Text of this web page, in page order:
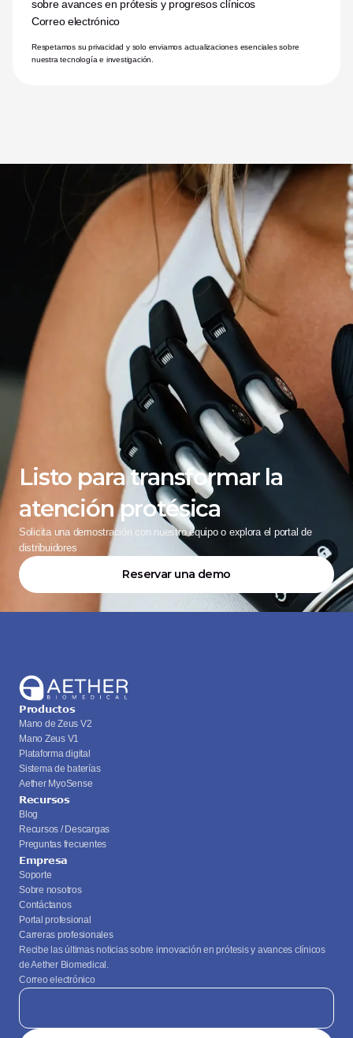
sobre avances en prótesis y progresos clínicos
Correo electrónico
Respetamos su privacidad y solo enviamos actualizaciones esenciales sobre
nuestra tecnología e investigación.
Listo para transformar la
atención protésica
Solicita una demostración con nuestro equipo o explora el portal de
distribuidores
Reservar una demo
Productos
Mano de Zeus V2
Mano Zeus V1
Plataforma digital
Sistema de baterías
Aether MyoSense
Recursos
Blog
Recursos / Descargas
Preguntas frecuentes
Empresa
Soporte
Sobre nosotros
Contáctanos
Portal profesional
Carreras profesionales
Recibe las últimas noticias sobre innovación en prótesis y avances clínicos
de Aether Biomedical.
Correo electrónico